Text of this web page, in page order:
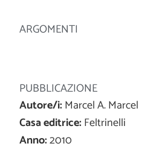
PUBBLICAZIONE
Autore/i:Marcel A. Marcel
Casa editrice:Feltrinelli
Anno:2010
ARGOMENTI